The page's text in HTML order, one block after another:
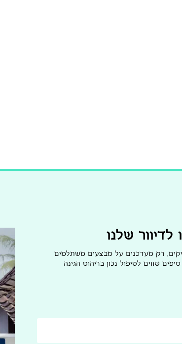
לדיוור שלנו
רק מעדכנים על מבצעים משתלמים
שווים לטיפול נכון בריהוט הגינה